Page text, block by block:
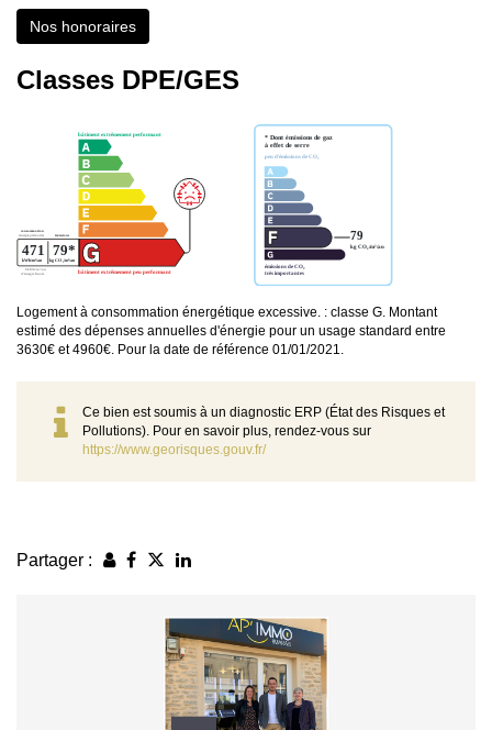
Nos honoraires
Classes DPE/GES
Logement à consommation énergétique excessive. : classe G. Montant
estimé des dépenses annuelles d'énergie pour un usage standard entre
3630€ et 4960€. Pour la date de référence 01/01/2021.
Ce bien est soumis à un diagnostic ERP (État des Risques et
Pollutions). Pour en savoir plus, rendez-vous sur
https://www.georisques.gouv.fr/
Partager :